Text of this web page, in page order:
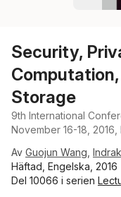
Security,
Storage
9th International
November 16-18,
Av Guojun Wang
Häftad, Engelska, 2016
Del 10066 i serien